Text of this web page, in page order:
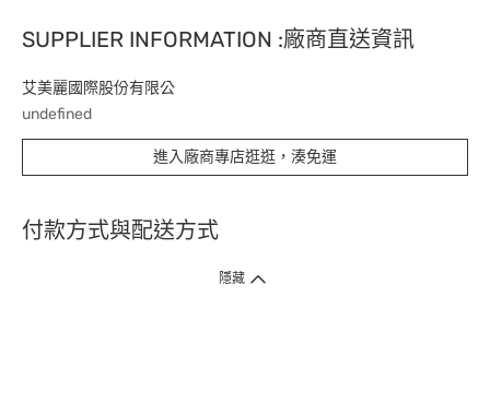
SUPPLIER INFORMATION :廠商直送資訊
艾美麗國際股份有限公
undefined
進入廠商專店逛逛，湊免運
付款方式與配送方式
隱藏